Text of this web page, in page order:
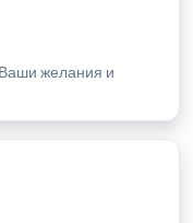
желания и